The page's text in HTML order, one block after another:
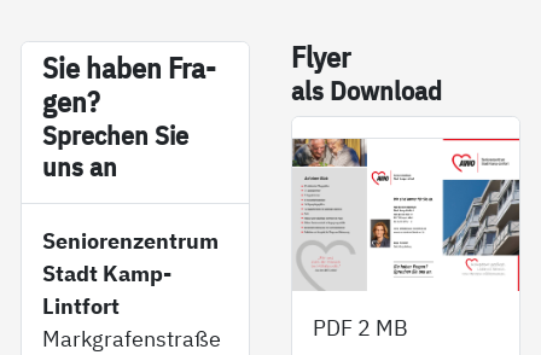
Sie ha­ben Fra­
gen?
Sp­re­chen Sie
uns an
Seniorenzentrum
Stadt Kamp-
Lintfort
Markgrafenstraße
Fly­er
als Down­load
PDF 2 MB